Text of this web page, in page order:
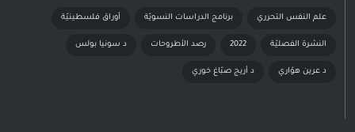
علم النفس التحرري برنامج الدراسات النسويّة أوراق فلسطينيّة
النشرة الفصليّة 2022 رصد الأطروحات د سونيا بولس
د عرين هوّاري د أريج صبّاغ خوري